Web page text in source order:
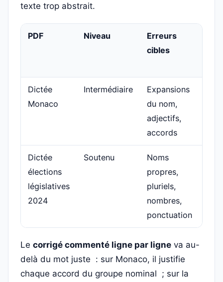
texte trop abstrait.
PDF Niveau
Erreurs
cibles
Dictée
Monaco
Intermédiaire
Expansions
du nom,
adjectifs,
accords
Dictée
élections
législatives
2024
Soutenu
Noms
propres,
pluriels,
nombres,
ponctuation
Le corrigé commenté ligne par ligne va au-
delà du mot juste : sur Monaco, il justifie
chaque accord du groupe nominal ; sur la